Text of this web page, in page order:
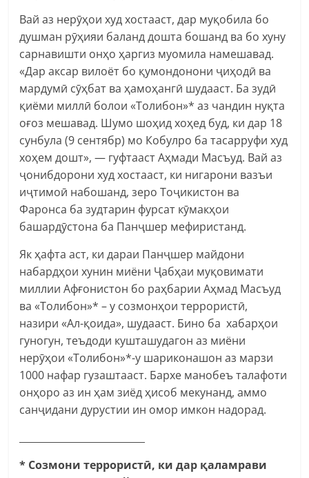
Вай аз нерӯҳои худ хостааст, дар муқобила бо
душман рӯҳияи баланд дошта бошанд ва бо хуну
сарнавишти онҳо ҳаргиз муомила намешавад.
«Дар аксар вилоёт бо қумондонони ҷиҳодӣ ва
мардумӣ сӯҳбат ва ҳамоҳангӣ шудааст. Ба зудӣ
қиёми миллӣ болои «Толибон»* аз чандин нуқта
оғоз мешавад. Шумо шоҳид хоҳед буд, ки дар 18
сунбула (9 сентябр) мо Кобулро ба тасарруфи худ
хоҳем дошт», — гуфтааст Аҳмади Масъуд. Вай аз
ҷонибдорони худ хостааст, ки нигарони вазъи
иҷтимоӣ набошанд, зеро Тоҷикистон ва
Фаронса ба зудтарин фурсат кӯмакҳои
башардӯстона ба Панҷшер мефиристанд.
Як ҳафта аст, ки дараи Панҷшер майдони
набардҳои хунин миёни Ҷабҳаи муқовимати
миллии Афғонистон бо раҳбарии Аҳмад Масъуд
ва «Толибон»* – у созмонҳои террористӣ,
назири «Ал-қоида», шудааст. Бино ба хабарҳои
гуногун, теъдоди кушташудагон аз миёни
нерӯҳои «Толибон»*-у шариконашон аз марзи
1000 нафар гузаштааст. Бархе манобеъ талафоти
онҳоро аз ин ҳам зиёд ҳисоб мекунанд, аммо
санҷидани дурустии ин омор имкон надорад.
* Созмони террористӣ, ки дар қаламрави